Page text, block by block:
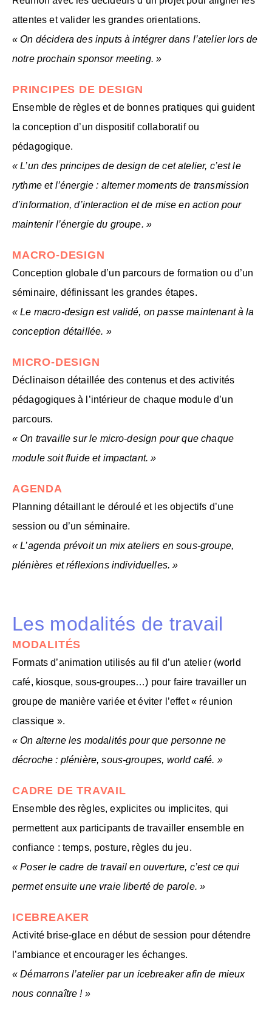
attentes et valider les grandes orientations.
« On décidera des inputs à intégrer dans l’atelier lors de
notre prochain sponsor meeting. »
PRINCIPES DE DESIGN
Ensemble de règles et de bonnes pratiques qui guident
la conception d’un dispositif collaboratif ou
pédagogique.
« L’un des principes de design de cet atelier, c’est le
rythme et l’énergie : alterner moments de transmission
d’information, d’interaction et de mise en action pour
maintenir l’énergie du groupe. »
MACRO-DESIGN
Conception globale d’un parcours de formation ou d’un
séminaire, définissant les grandes étapes.
« Le macro-design est validé, on passe maintenant à la
conception détaillée. »
MICRO-DESIGN
Déclinaison détaillée des contenus et des activités
pédagogiques à l’intérieur de chaque module d’un
parcours.
« On travaille sur le micro-design pour que chaque
module soit fluide et impactant. »
AGENDA
Planning détaillant le déroulé et les objectifs d’une
session ou d’un séminaire.
« L’agenda prévoit un mix ateliers en sous-groupe,
plénières et réflexions individuelles. »
Les modalités de travail
MODALITÉS
Formats d’animation utilisés au fil d’un atelier (world
café, kiosque, sous-groupes…) pour faire travailler un
groupe de manière variée et éviter l’effet « réunion
classique ».
« On alterne les modalités pour que personne ne
décroche : plénière, sous-groupes, world café. »
CADRE DE TRAVAIL
Ensemble des règles, explicites ou implicites, qui
permettent aux participants de travailler ensemble en
confiance : temps, posture, règles du jeu.
« Poser le cadre de travail en ouverture, c’est ce qui
permet ensuite une vraie liberté de parole. »
ICEBREAKER
Activité brise-glace en début de session pour détendre
l’ambiance et encourager les échanges.
« Démarrons l’atelier par un icebreaker afin de mieux
nous connaître ! »